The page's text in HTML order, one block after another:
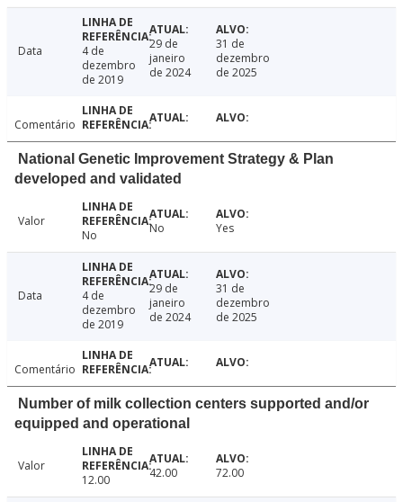
Data
4 de
dezembro
de 2019
29 de
janeiro
de 2024
31 de
dezembro
de 2025
Comentário
National Genetic Improvement Strategy & Plan
developed and validated
Valor
No
No Yes
Data
4 de
dezembro
de 2019
29 de
janeiro
de 2024
31 de
dezembro
de 2025
Comentário
Number of milk collection centers supported and/or
equipped and operational
Valor
12.00
42.00 72.00